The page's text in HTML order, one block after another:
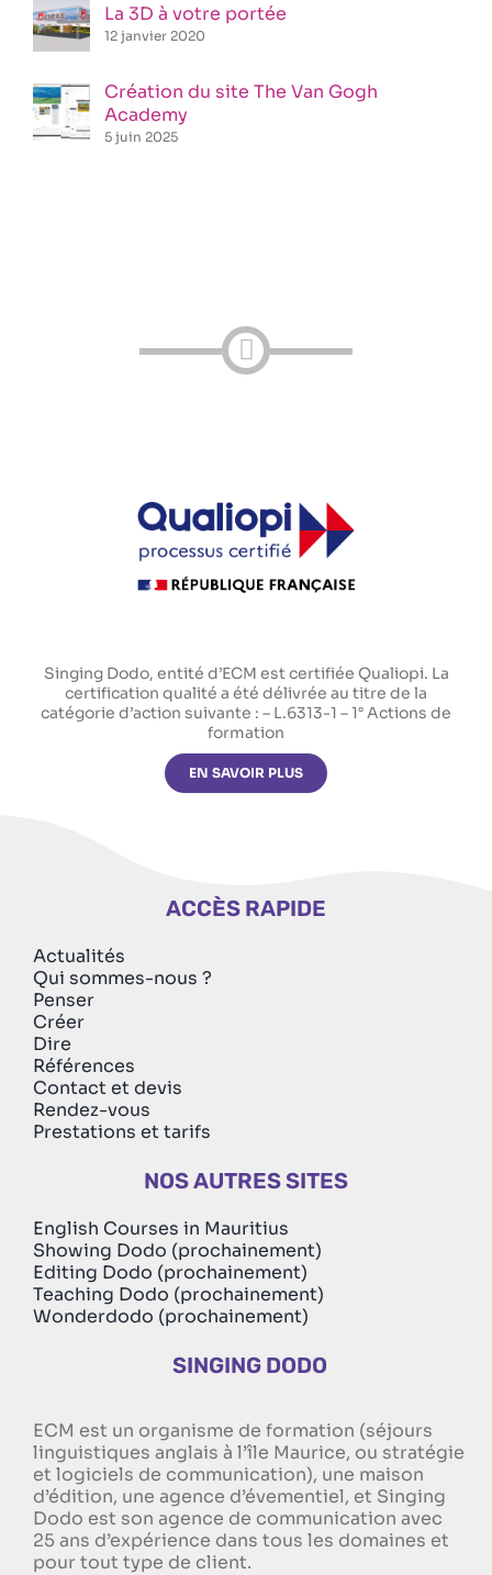
La 3D à votre portée
12 janvier 2020
Création du site The Van Gogh
Academy
5 juin 2025
Singing Dodo, entité d’ECM est certifiée Qualiopi. La
certification qualité a été délivrée au titre de la
catégorie d’action suivante : – L.6313-1 – 1° Actions de
formation
EN SAVOIR PLUS
ACCÈS RAPIDE
Actualités
Qui sommes-nous ?
Penser
Créer
Dire
Références
Contact et devis
Rendez-vous
Prestations et tarifs
NOS AUTRES SITES
English Courses in Mauritius
Showing Dodo (prochainement)
Editing Dodo (prochainement)
Teaching Dodo (prochainement)
Wonderdodo (prochainement)
SINGING DODO
ECM est un organisme de formation (séjours
linguistiques anglais à l’île Maurice, ou stratégie
et logiciels de communication), une maison
d’édition, une agence d’évementiel, et Singing
Dodo est son agence de communication avec
25 ans d’expérience dans tous les domaines et
pour tout type de client.